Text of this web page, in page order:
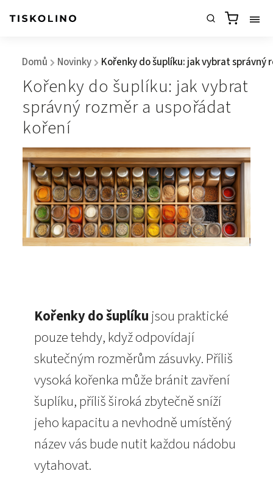
Domů / Novinky / Kořenky do šuplíku: jak vybrat správný
Kořenky do šuplíku: jak vybrat
správný rozměr a uspořádat
koření
Kořenky do šuplíku jsou praktické
pouze tehdy, když odpovídají
skutečným rozměrům zásuvky. Příliš
vysoká kořenka může bránit zavření
šuplíku, příliš široká zbytečně sníží
jeho kapacitu a nevhodně umístěný
název vás bude nutit každou nádobu
vytahovat.